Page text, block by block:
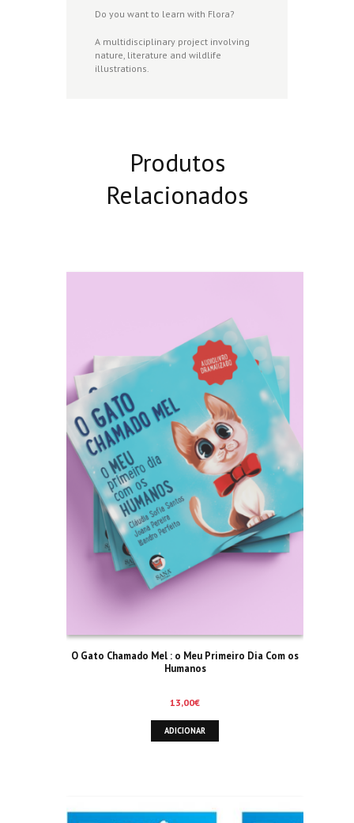
Do you want to learn with Flora?
A multidisciplinary project involving
nature, literature and wildlife
illustrations.
Produtos
Relacionados
O Gato Chamado Mel : o Meu Primeiro Dia Com os
Humanos
13,00€
ADICIONAR